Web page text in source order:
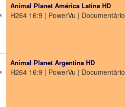
Animal Planet América Latina HD
H264 16:9 | PowerVu | Documentário
Animal Planet Argentina HD
H264 16:9 | PowerVu | Documentário